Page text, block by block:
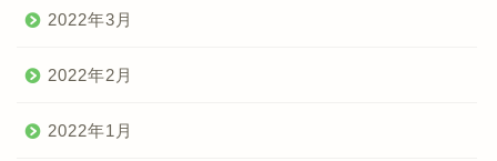
2022年3月
2022年2月
2022年1月